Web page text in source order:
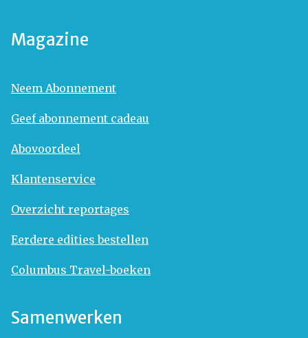
Magazine
Neem Abonnement
Geef abonnement cadeau
Abovoordeel
Klantenservice
Overzicht reportages
Eerdere edities bestellen
Columbus Travel-boeken
Samenwerken